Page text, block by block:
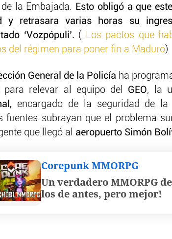
la Embajada. Esto obligó a que
y retrasara varias horas su
‘Vozpópuli’. (
Los pactos que
del régimen para poner fin a Maduro)
General de la Policía ha
para relevar al equipo del GEO, la
encargado de la seguridad de la
fuentes subrayan que el problema
que llegó al aeropuerto Simón
Corepunk MMORPG
Un verdadero MMORPG
los de antes, pero mejor!